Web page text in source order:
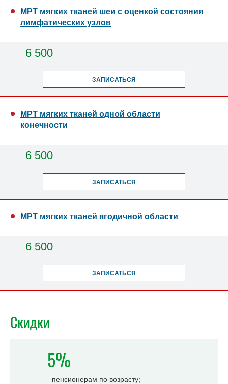
МРТ мягких тканей шеи с оценкой состояния
лимфатических узлов
6 500
ЗАПИСАТЬСЯ
МРТ мягких тканей одной области
конечности
6 500
ЗАПИСАТЬСЯ
МРТ мягких тканей ягодичной области
6 500
ЗАПИСАТЬСЯ
Скидки
5%
пенсионерам по возрасту;